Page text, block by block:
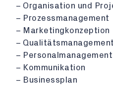
Organisation und
Prozessmanagement
Marketingkonzeption
Qualitätsmanagement
Personalmanagement
Kommunikation
Businessplan